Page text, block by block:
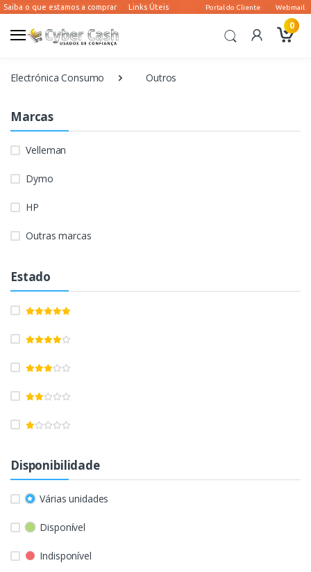
0
Electrónica Consumo Outros
Marcas
Velleman
Dymo
HP
Outras marcas
Estado
Disponibilidade
Várias unidades
Disponível
Indisponível